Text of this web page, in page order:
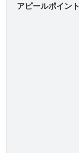
アピールポイント